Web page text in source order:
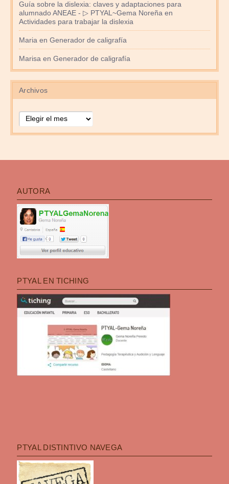
Guía sobre la dislexia: claves y adaptaciones para
alumnado ANEAE - ▷ PTYAL~Gema Noreña en
Actividades para trabajar la dislexia
Maria en Generador de caligrafía
Marisa en Generador de caligrafía
Archivos
AUTORA
PTYAL EN TICHING
PTYAL DISTINTIVO NAVEGA